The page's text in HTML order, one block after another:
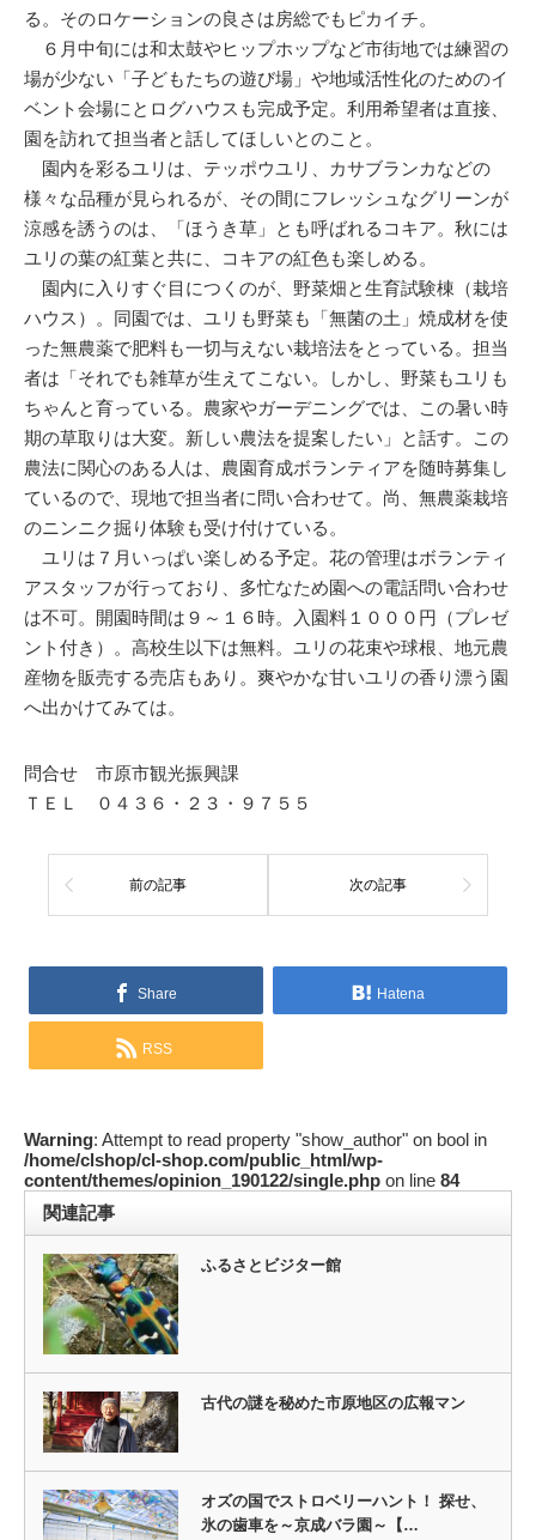
る。そのロケーションの良さは房総でもピカイチ。
６月中旬には和太鼓やヒップホップなど市街地では練習の
場が少ない「子どもたちの遊び場」や地域活性化のためのイ
ベント会場にとログハウスも完成予定。利用希望者は直接、
園を訪れて担当者と話してほしいとのこと。
園内を彩るユリは、テッポウユリ、カサブランカなどの
様々な品種が見られるが、その間にフレッシュなグリーンが
涼感を誘うのは、「ほうき草」とも呼ばれるコキア。秋には
ユリの葉の紅葉と共に、コキアの紅色も楽しめる。
園内に入りすぐ目につくのが、野菜畑と生育試験棟（栽培
ハウス）。同園では、ユリも野菜も「無菌の土」焼成材を使
った無農薬で肥料も一切与えない栽培法をとっている。担当
者は「それでも雑草が生えてこない。しかし、野菜もユリも
ちゃんと育っている。農家やガーデニングでは、この暑い時
期の草取りは大変。新しい農法を提案したい」と話す。この
農法に関心のある人は、農園育成ボランティアを随時募集し
ているので、現地で担当者に問い合わせて。尚、無農薬栽培
のニンニク掘り体験も受け付けている。
ユリは７月いっぱい楽しめる予定。花の管理はボランティ
アスタッフが行っており、多忙なため園への電話問い合わせ
は不可。開園時間は９～１６時。入園料１０００円（プレゼ
ント付き）。高校生以下は無料。ユリの花束や球根、地元農
産物を販売する売店もあり。爽やかな甘いユリの香り漂う園
へ出かけてみては。
問合せ 市原市観光振興課
ＴＥＬ ０４３６・２３・９７５５
前の記事 次の記事
Share Hatena
RSS
Warning: Attempt to read property "show_author" on bool in
/home/clshop/cl-shop.com/public_html/wp-
content/themes/opinion_190122/single.php on line 84
関連記事
ふるさとビジター館
古代の謎を秘めた市原地区の広報マン
オズの国でストロベリーハント！ 探せ、
氷の歯車を～京成バラ園～【…